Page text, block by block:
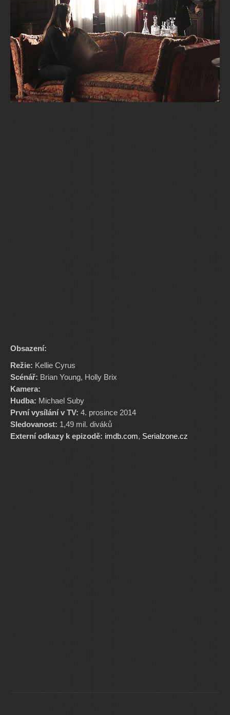
Obsazení:
Režie: Kellie Cyrus
Scénář: Brian Young, Holly Brix
Kamera:
Hudba: Michael Suby
První vysílání v TV: 4. prosince 2014
Sledovanost: 1,49 mil. diváků
Externí odkazy k epizodě: imdb.com, Serialzone.cz